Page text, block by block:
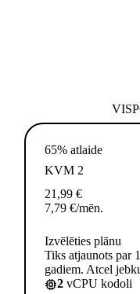
65% atlaide
KVM 2
21,99 €
7,79 €/mēn.
Izvēlēties plānu
Tiks atjaunots par
gadiem. Atcel
2 vCPU kodoli